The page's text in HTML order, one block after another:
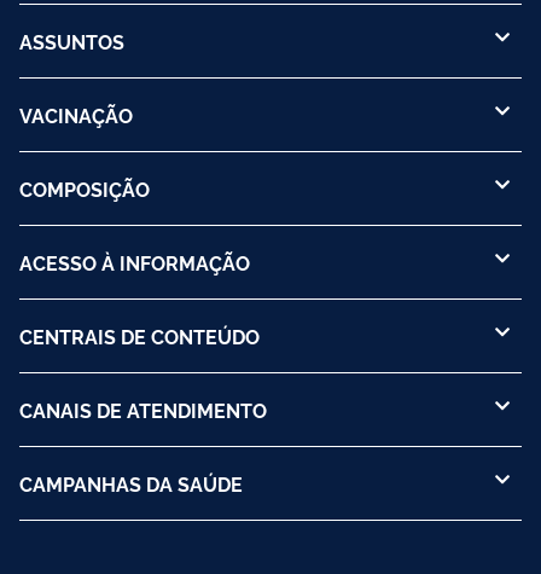
ASSUNTOS
VACINAÇÃO
COMPOSIÇÃO
ACESSO À INFORMAÇÃO
CENTRAIS DE CONTEÚDO
CANAIS DE ATENDIMENTO
CAMPANHAS DA SAÚDE